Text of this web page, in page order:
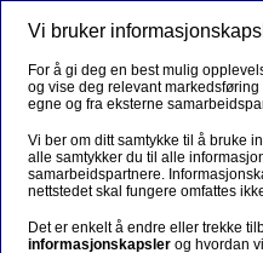
Vi bruker
For å gi deg en best mulig
og vise deg relevant
egne og fra eksterne
Vi ber om ditt samtykke til å bruke
alle samtykker du til alle
samarbeidspartnere.
nettstedet skal fungere omfattes
Det er enkelt å endre eller trekke
informasjonskapsler og hvordan vi